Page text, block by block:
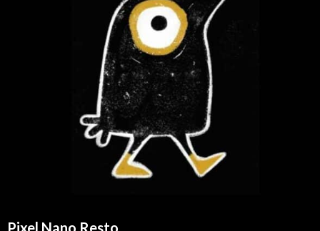
Pixel Nano Resto